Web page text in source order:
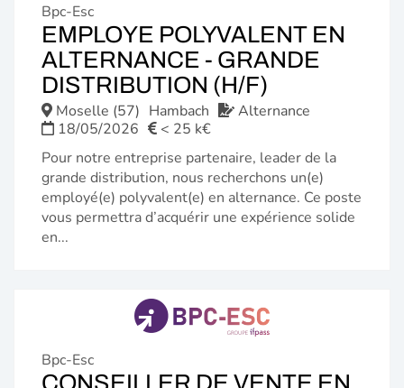
Bpc-Esc
EMPLOYE POLYVALENT EN
ALTERNANCE - GRANDE
DISTRIBUTION (H/F)
FENÊTRE)
Moselle (57) Hambach
Alternance
18/05/2026
< 25 k€
Pour notre entreprise partenaire, leader de la
grande distribution, nous recherchons un(e)
employé(e) polyvalent(e) en alternance. Ce poste
vous permettra d’acquérir une expérience solide
en...
Bpc-Esc
CONSEILLER DE VENTE EN